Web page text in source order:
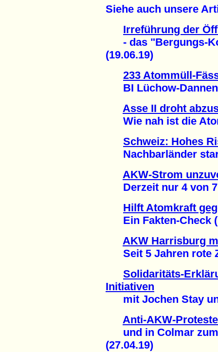
Siehe auch unsere
Irreführung der
- das "Bergungs-
(19.06.19)
233 Atommüll-
BI Lüchow-
Asse II droht
Wie nah ist die
Schweiz: Hohes
Nachbarländer
AKW-Strom
Derzeit nur 4 von 7
Hilft Atomkraft
Ein Fakten-Check
AKW Harrisburg
Seit 5 Jahren rote
Solidaritäts-
Initiativen
mit Jochen Stay
Anti-AKW-
und in Colmar zum
(27.04.19)